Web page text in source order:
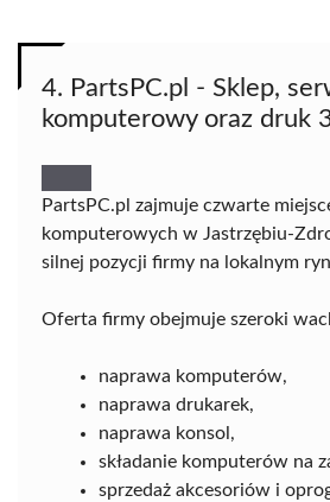
4. PartsPC.pl - Sklep,
komputerowy oraz druk
PartsPC.pl zajmuje czwarte
komputerowych w Jastrzębiu-
silnej pozycji firmy na lokalnym
Oferta firmy obejmuje szeroki
naprawa komputerów,
naprawa drukarek,
naprawa konsol,
składanie komputerów na
sprzedaż akcesoriów i